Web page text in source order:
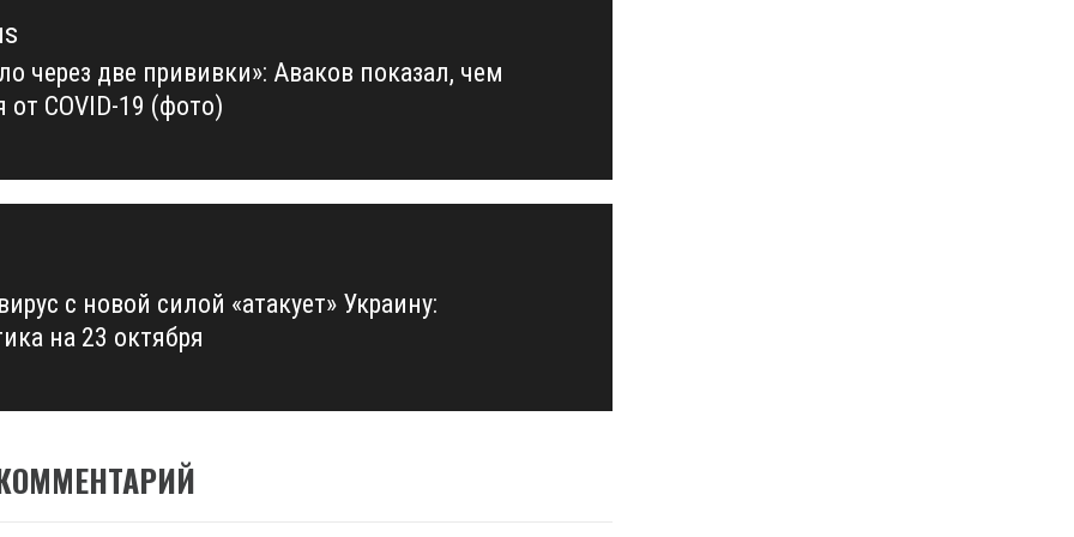
через две прививки»: Аваков показал, чем
от COVID-19 (фото)
с новой силой «атакует» Украину:
на 23 октября